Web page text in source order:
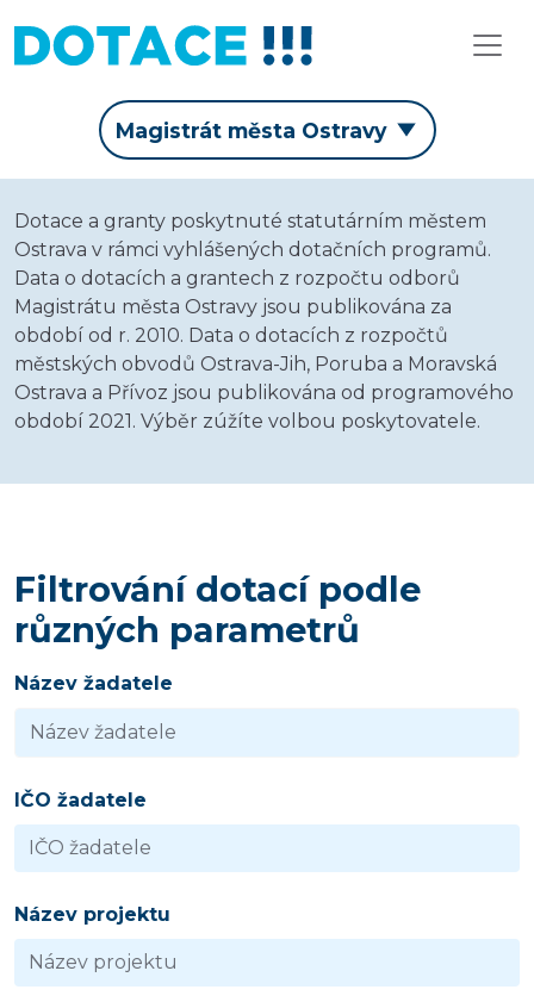
Magistrát města Ostravy
Dotace a granty poskytnuté statutárním městem
Ostrava v rámci vyhlášených dotačních programů.
Data o dotacích a grantech z rozpočtu odborů
Magistrátu města Ostravy jsou publikována za
období od r. 2010. Data o dotacích z rozpočtů
městských obvodů Ostrava-Jih, Poruba a Moravská
Ostrava a Přívoz jsou publikována od programového
období 2021. Výběr zúžíte volbou poskytovatele.
Filtrování dotací podle
různých parametrů
Název žadatele
IČO žadatele
Název projektu